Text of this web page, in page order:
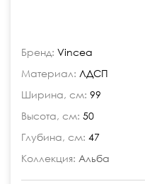
Бренд: Vincea
Материал: ЛДСП
Ширина, см: 99
Высота, см: 50
Глубина, см: 47
Коллекция: Альба